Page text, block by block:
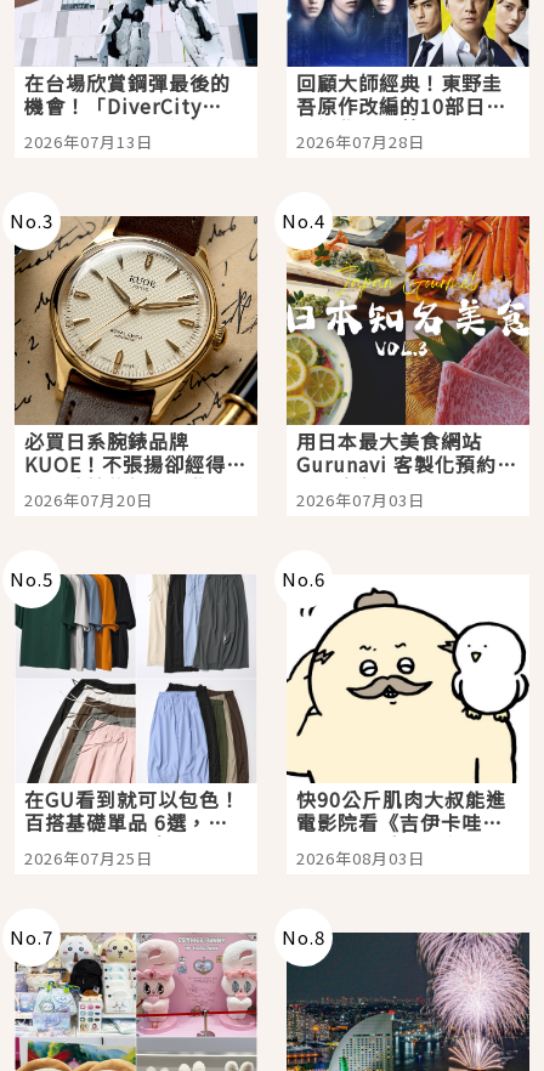
在台場欣賞鋼彈最後的
機會！「DiverCity
Tokyo Plaza」搭船、
購物、美食及夜景，一
2026年07月13日
回顧大師經典！東野圭
吾原作改編的10部日本
影視作品推薦
2026年07月28日
No.3
必買日系腕錶品牌
KUOE！不張揚卻經得起
時間洗鍊的經典之作五
選
2026年07月20日
No.4
用日本最大美食網站
Gurunavi 客製化預約九
大都市餐廳，打造專屬
美食體驗！
2026年07月03日
No.5
在GU看到就可以包色！
百搭基礎單品 6選，閉
眼全收也不心疼
2026年07月25日
No.6
快90公斤肌肉大叔能進
電影院看《吉伊卡哇》
嗎？日本重金屬樂團
「打首」會長與nagano
2026年08月03日
No.7 No.8